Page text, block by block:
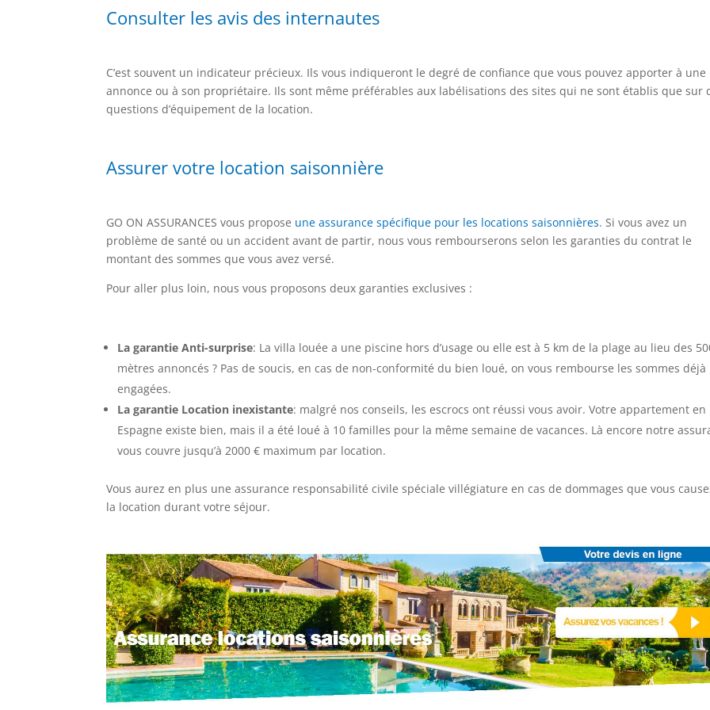
Consulter les avis des internautes
C’est souvent un indicateur précieux. Ils vous indiqueront le degré de confiance que vous pouvez apporter à une
annonce ou à son propriétaire. Ils sont même préférables aux labélisations des sites qui ne sont établis que sur
questions d’équipement de la location.
Assurer votre location saisonnière
GO ON ASSURANCES vous propose une assurance spécifique pour les locations saisonnières. Si vous avez un
problème de santé ou un accident avant de partir, nous vous rembourserons selon les garanties du contrat le
montant des sommes que vous avez versé.
Pour aller plus loin, nous vous proposons deux garanties exclusives :
La garantie Anti-surprise: La villa louée a une piscine hors d’usage ou elle est à 5 km de la plage au lieu des
mètres annoncés ? Pas de soucis, en cas de non-conformité du bien loué, on vous rembourse les sommes déjà
engagées.
La garantie Location inexistante: malgré nos conseils, les escrocs ont réussi vous avoir. Votre appartement en
Espagne existe bien, mais il a été loué à 10 familles pour la même semaine de vacances. Là encore notre
vous couvre jusqu’à 2000 € maximum par location.
Vous aurez en plus une assurance responsabilité civile spéciale villégiature en cas de dommages que vous
la location durant votre séjour.